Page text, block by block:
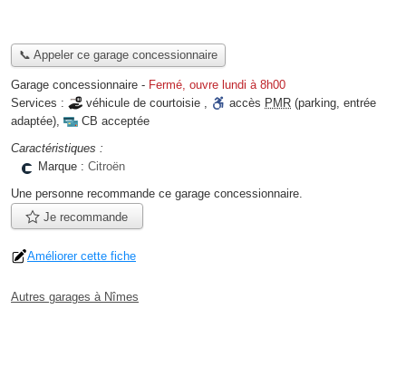
📞 Appeler ce garage concessionnaire
Garage concessionnaire - Fermé, ouvre lundi à 8h00
Services :
véhicule de courtoisie , accès PMR (parking, entrée
adaptée),
CB acceptée
Caractéristiques :
Marque : Citroën
Une personne recommande ce garage concessionnaire.
Je recommande
Améliorer cette fiche
Autres garages à Nîmes